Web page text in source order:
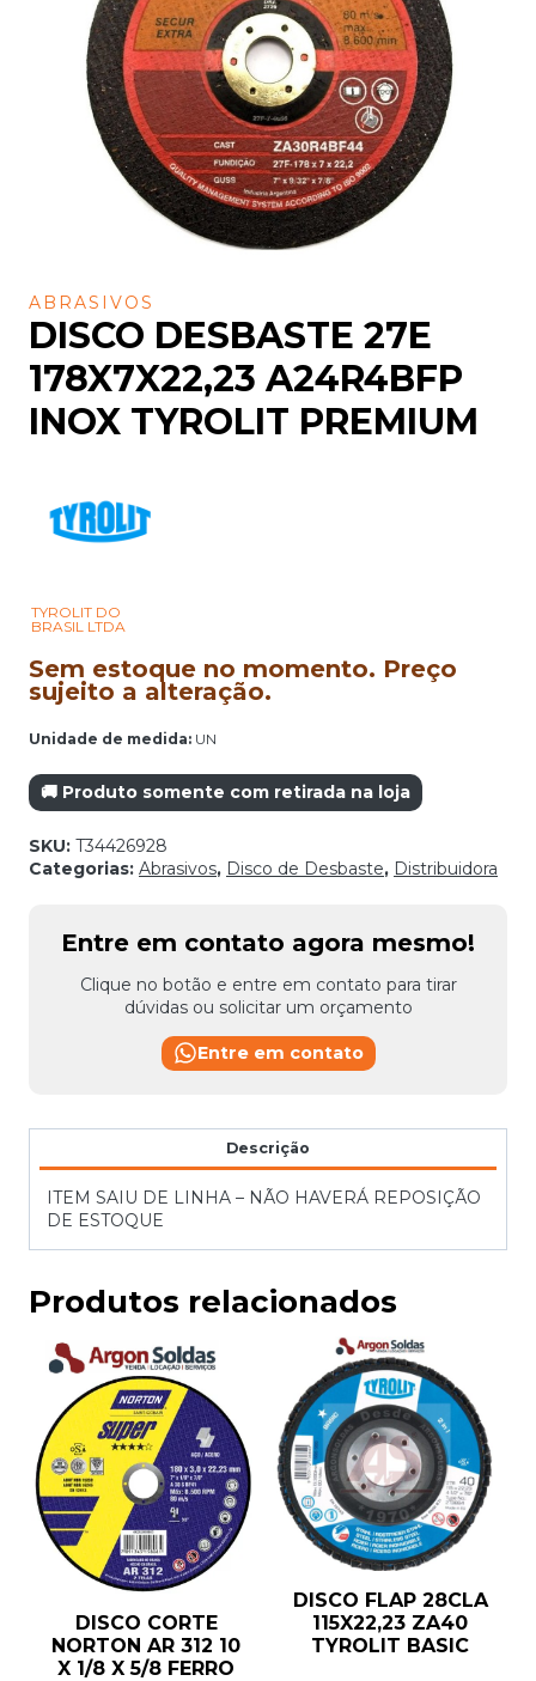
ABRASIVOS
DISCO DESBASTE 27E
178X7X22,23 A24R4BFP
INOX TYROLIT PREMIUM
TYROLIT DO
BRASIL LTDA
Sem estoque no momento. Preço
sujeito a alteração.
Unidade de medida: UN
🚚 Produto somente com retirada na loja
SKU: T34426928
Categorias: Abrasivos, Disco de Desbaste, Distribuidora
Entre em contato agora mesmo!
Clique no botão e entre em contato para tirar
dúvidas ou solicitar um orçamento
Entre em contato
Descrição
ITEM SAIU DE LINHA – NÃO HAVERÁ REPOSIÇÃO
DE ESTOQUE
Produtos relacionados
DISCO CORTE
NORTON AR 312 10
X 1/8 X 5/8 FERRO
DISCO FLAP 28CLA
115X22,23 ZA40
TYROLIT BASIC